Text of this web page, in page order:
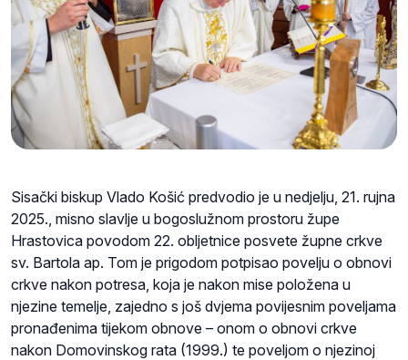
Sisački biskup Vlado Košić predvodio je u nedjelju, 21. rujna
2025., misno slavlje u bogoslužnom prostoru župe
Hrastovica povodom 22. obljetnice posvete župne crkve
sv. Bartola ap. Tom je prigodom potpisao povelju o obnovi
crkve nakon potresa, koja je nakon mise položena u
njezine temelje, zajedno s još dvjema povijesnim poveljama
pronađenima tijekom obnove – onom o obnovi crkve
nakon Domovinskog rata (1999.) te poveljom o njezinoj